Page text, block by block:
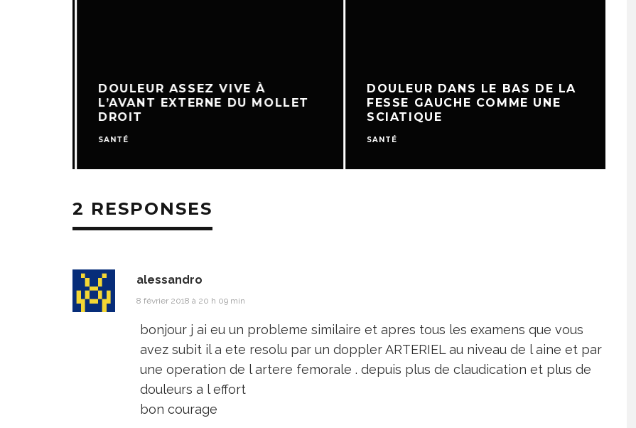
DOULEUR ASSEZ VIVE À
L’AVANT EXTERNE DU MOLLET
DROIT
SANTÉ
DOULEUR DANS LE BAS DE LA
FESSE GAUCHE COMME UNE
SCIATIQUE
SANTÉ
2 RESPONSES
alessandro
8 février 2018 à 20 h 09 min
bonjour j ai eu un probleme similaire et apres tous les examens que vous
avez subit il a ete resolu par un doppler ARTERIEL au niveau de l aine et par
une operation de l artere femorale . depuis plus de claudication et plus de
douleurs a l effort
bon courage